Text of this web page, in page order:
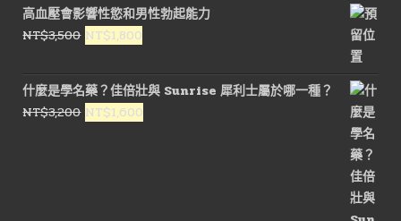
高血壓會影響性慾和男性勃起能力
NT$3,500 原
價
格：
NT$3,500。
NT$1,800
價
格：
NT$1,800。
什麼是學名藥？佳倍壯與 Sunrise 犀利士屬於哪一種？
NT$3,200 原
NT$1,600